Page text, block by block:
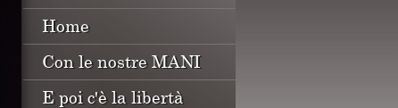
Home
Con le nostre MANI
E poi c'è la libertà